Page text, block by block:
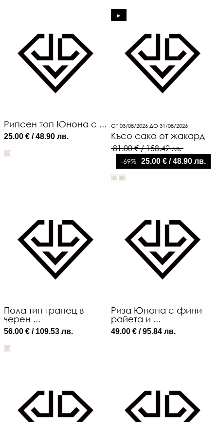
Рипсен топ Юнона с ...
25.00 € / 48.90 лв.
►
ОТ 03/08/2026 ДО 31/08/2026
Късо сако от жакард
81.00 € / 158.42 лв.
-69% 25.00 € / 48.90 лв.
Пола тип трапец в
черен ...
56.00 € / 109.53 лв.
Риза Юнона с фини
райета и ...
49.00 € / 95.84 лв.